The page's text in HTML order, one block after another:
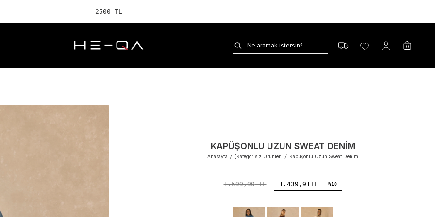
2500 TL ve üzeri
0
KAPÜŞONLU UZUN SWEAT DENIM
Anasayfa / [Kategorisiz Ürünler] / Kapüşonlu Uzun Sweat Denim
1.599,90TL 1.439,91TL %10